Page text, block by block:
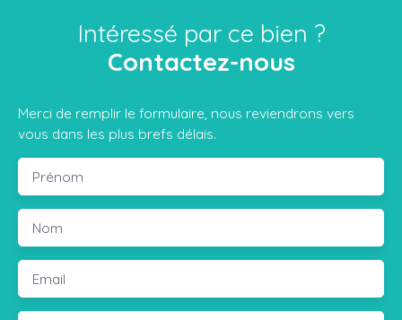
Intéressé par ce bien ?
Contactez-nous
Merci de remplir le formulaire, nous reviendrons vers
vous dans les plus brefs délais.
Prénom
Nom
Email